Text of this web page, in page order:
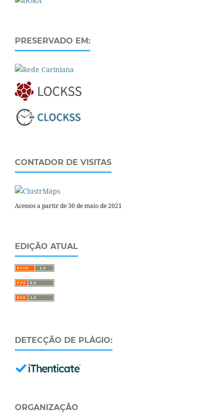
PRESERVADO EM:
CONTADOR DE VISITAS
Acessos a partir de 30 de maio de 2021
EDIÇÃO ATUAL
DETECÇÃO DE PLÁGIO:
ORGANIZAÇÃO